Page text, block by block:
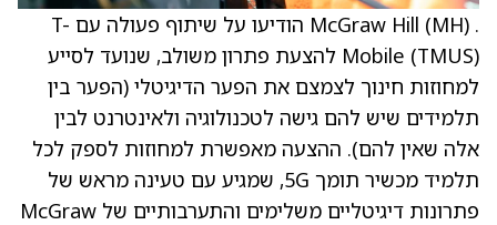
. McGraw Hill (MH) הודיעו על שיתוף פעולה עם T-
Mobile (TMUS) להצעת פתרון משולב, שנועד לסייע
למחוזות חינוך לצמצם את הפער הדיגיטלי (הפער בין
תלמידים שיש להם גישה לטכנולוגיה ולאינטרנט לבין
אלה שאין להם). ההצעה מאפשרת למחוזות לספק לכל
תלמיד מכשיר תומך 5G, שמגיע עם טעינה מראש של
פתרונות דיגיטליים משלימים והתערבותיים של McGraw